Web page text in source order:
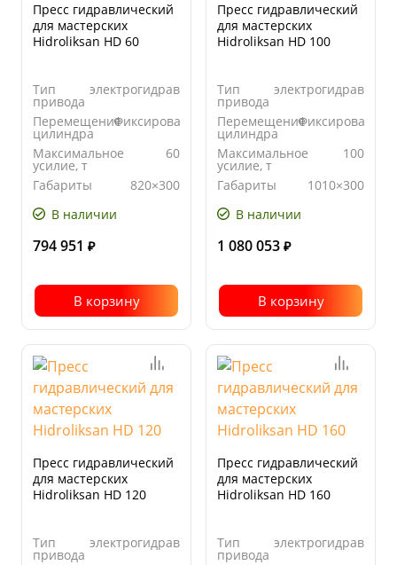
Пресс гидравлический
для мастерских
Hidroliksan HD 60
Тип
привода
электрогидравлический
Перемещение
цилиндра
Фиксированный
Максимальное
усилие, т
60
Габариты
стола, мм
820×300
В наличии
794 951 ₽
В корзину
Пресс гидравлический
для мастерских
Hidroliksan HD 100
Тип
привода
Перемещение
цилиндра
Максимальное
усилие, т
100
Габариты
стола, мм
1010×300
В наличии
1 080 053 ₽
В корзину
Пресс гидравлический
для мастерских
Hidroliksan HD 120
Тип
привода
электрогидравлический
Пресс гидравлический
для мастерских
Hidroliksan HD 160
Тип
привода